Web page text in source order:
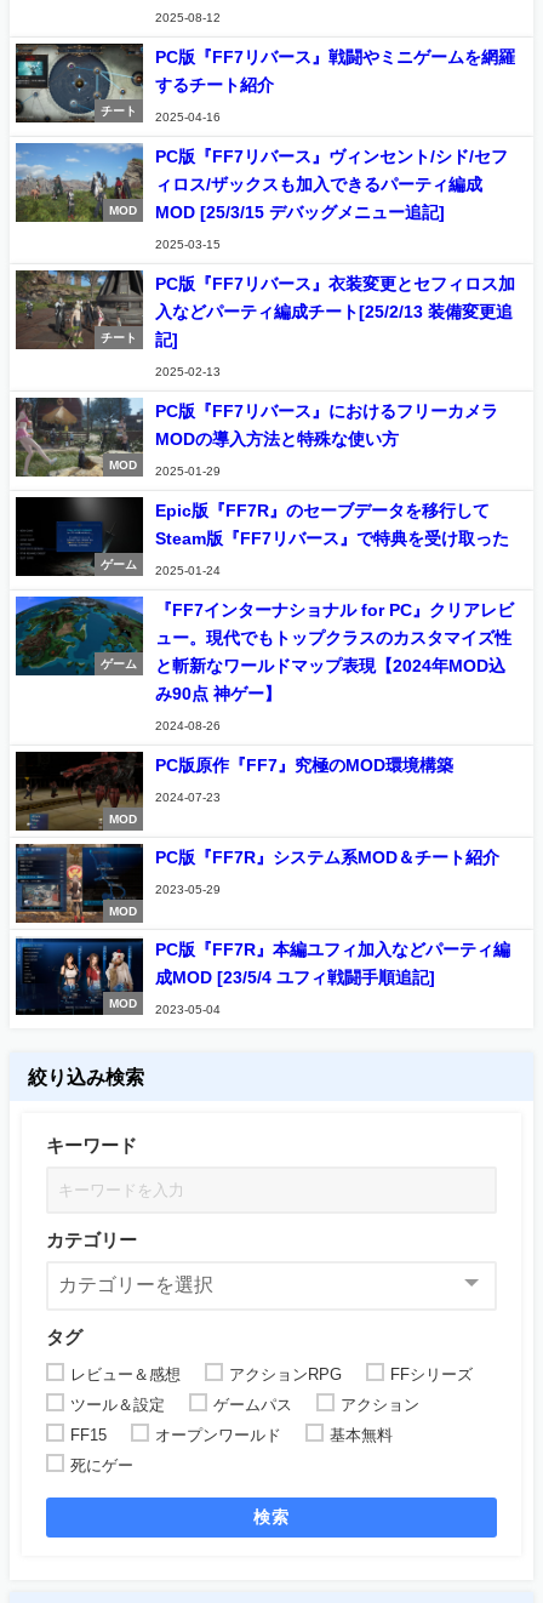
2025-08-12
チート
PC版『FF7リバース』戦闘やミニゲームを網羅
するチート紹介
2025-04-16
MOD
PC版『FF7リバース』ヴィンセント/シド/セフ
ィロス/ザックスも加入できるパーティ編成
MOD [25/3/15 デバッグメニュー追記]
2025-03-15
チート
PC版『FF7リバース』衣装変更とセフィロス加
入などパーティ編成チート[25/2/13 装備変更追
記]
2025-02-13
MOD
PC版『FF7リバース』におけるフリーカメラ
MODの導入方法と特殊な使い方
2025-01-29
ゲーム
Epic版『FF7R』のセーブデータを移行して
Steam版『FF7リバース』で特典を受け取った
2025-01-24
ゲーム
『FF7インターナショナル for PC』クリアレビ
ュー。現代でもトップクラスのカスタマイズ性
と斬新なワールドマップ表現【2024年MOD込
み90点 神ゲー】
2024-08-26
MOD
PC版原作『FF7』究極のMOD環境構築
2024-07-23
MOD
PC版『FF7R』システム系MOD＆チート紹介
2023-05-29
MOD
PC版『FF7R』本編ユフィ加入などパーティ編
成MOD [23/5/4 ユフィ戦闘手順追記]
2023-05-04
絞り込み検索
キーワード
カテゴリー
タグ
レビュー＆感想 アクションRPG
FFシリーズ
ツール＆設定
ゲームパス
アクション
FF15
オープンワールド
基本無料
死にゲー
検索